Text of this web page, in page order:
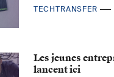
TECHTRANSFER
Les jeunes
lancent ici